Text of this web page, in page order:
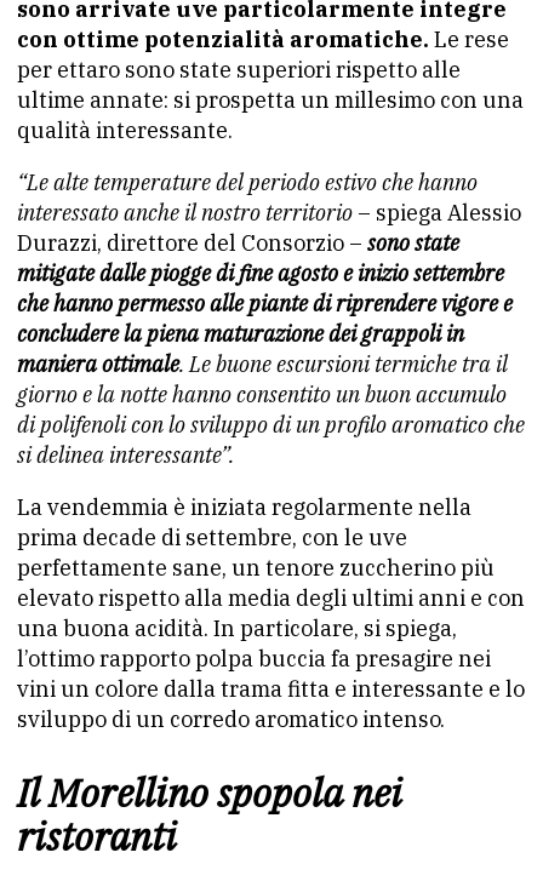
sono arrivate uve particolarmente integre
con ottime potenzialità aromatiche. Le rese
per ettaro sono state superiori rispetto alle
ultime annate: si prospetta un millesimo con una
qualità interessante.
“Le alte temperature del periodo estivo che hanno
interessato anche il nostro territorio – spiega Alessio
Durazzi, direttore del Consorzio – sono state
mitigate dalle piogge di fine agosto e inizio settembre
che hanno permesso alle piante di riprendere vigore e
concludere la piena maturazione dei grappoli in
maniera ottimale. Le buone escursioni termiche tra il
giorno e la notte hanno consentito un buon accumulo
di polifenoli con lo sviluppo di un profilo aromatico che
si delinea interessante”.
La vendemmia è iniziata regolarmente nella
prima decade di settembre, con le uve
perfettamente sane, un tenore zuccherino più
elevato rispetto alla media degli ultimi anni e con
una buona acidità. In particolare, si spiega,
l’ottimo rapporto polpa buccia fa presagire nei
vini un colore dalla trama fitta e interessante e lo
sviluppo di un corredo aromatico intenso.
Il Morellino spopola nei
ristoranti